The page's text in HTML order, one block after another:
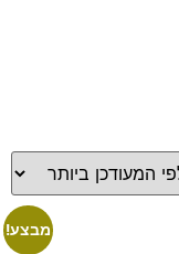
מבצע!